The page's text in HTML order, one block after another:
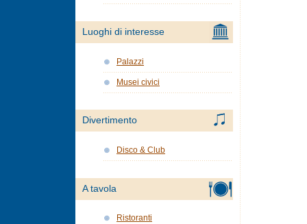
Luoghi di interesse
Palazzi
Musei civici
Divertimento
Disco & Club
A tavola
Ristoranti